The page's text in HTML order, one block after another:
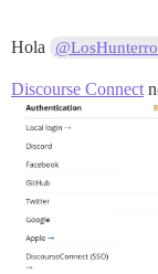
Hola
Discourse Connect